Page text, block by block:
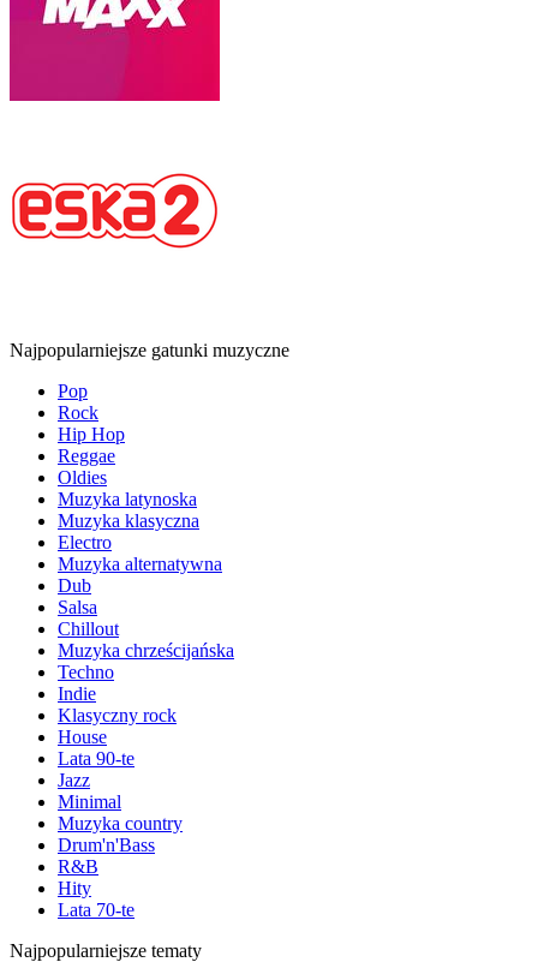
Najpopularniejsze gatunki muzyczne
Pop
Rock
Hip Hop
Reggae
Oldies
Muzyka latynoska
Muzyka klasyczna
Electro
Muzyka alternatywna
Dub
Salsa
Chillout
Muzyka chrześcijańska
Techno
Indie
Klasyczny rock
House
Lata 90-te
Jazz
Minimal
Muzyka country
Drum'n'Bass
R&B
Hity
Lata 70-te
Najpopularniejsze tematy